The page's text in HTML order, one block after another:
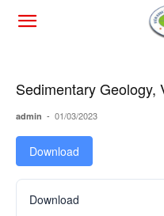
Sedimentary Geology,
admin - 01/03/2023
Download
Download